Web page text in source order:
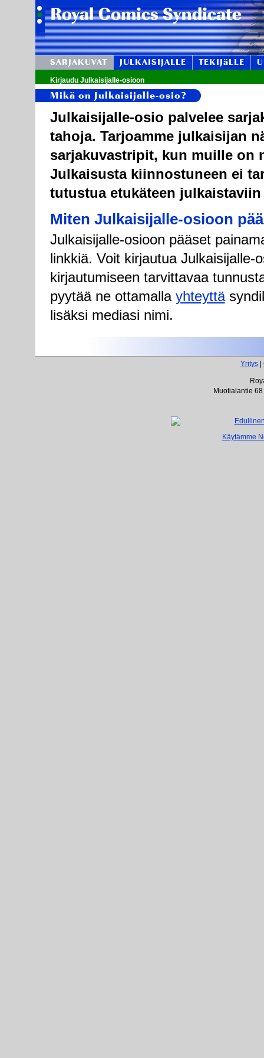
SARJAKUVAT JULKAISIJALLE TEKIJäLLE
Kirjaudu Julkaisijalle-osioon
Mikä on Julkaisijalle-osio?
Julkaisijalle-osio palvelee
tahoja. Tarjoamme julkaisijan
sarjakuvastripit, kun muille on
Julkaisusta kiinnostuneen ei
tutustua etukäteen
Miten Julkaisijalle-osioon
Julkaisijalle-osioon pääset
linkkiä. Voit kirjautua Julkaisijalle-
kirjautumiseen tarvittavaa
pyytää ne ottamalla yhteyttä
lisäksi mediasi nimi.
Yritys
Muotialantie
Käytämme